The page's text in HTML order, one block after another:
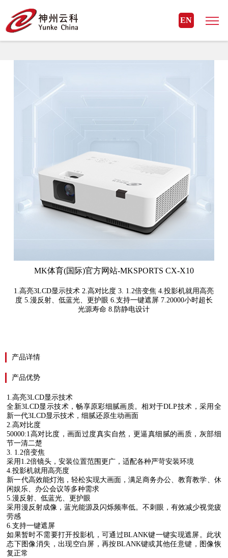
MK体育(国际)官方网站
EN
MK体育(国际)官方网站> 云科外设> 投影机-商用投影机
MK体育(国际)官方网站-MKSPORTS CX-X10
1.高亮3LCD显示技术 2.高对比度 3. 1.2倍变焦 4.投影机就用高亮
度 5.漫反射、低蓝光、更护眼 6.支持一键遮屏 7.20000小时超长
光源寿命 8.防静电设计
产品详情
产品优势
1.高亮3LCD显示技术
全新3LCD显示技术，畅享原彩细腻画质。相对于DLP技术，采用全
新一代3LCD显示技术，细腻还原生动画面
2.高对比度
50000:1高对比度，画面过度真实自然，更逼真细腻的画质，灰部细
节一清二楚
3. 1.2倍变焦
采用 1.2倍镜头，安装位置范围更广，适配各种严苛安装环境
4.投影机就用高亮度
新一代高效能灯泡，轻松实现大画面，满足商务办公、教育教学、休
闲娱乐、办公会议等多种需求
5.漫反射、低蓝光、更护眼
采用漫反射成像，蓝光能源及闪烁频率低。不刺眼，有效减少视觉疲
劳感
6.支持一键遮屏
如果暂时不需要打开投影机，可通过BLANK键一键实现遮屏。此状
态下图像消失，出现空白屏，再按BLANK键或其他任意键，图像恢
复正常